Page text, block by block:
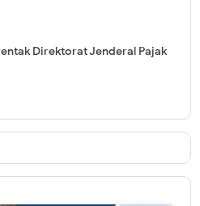
Direktorat Jenderal Pajak